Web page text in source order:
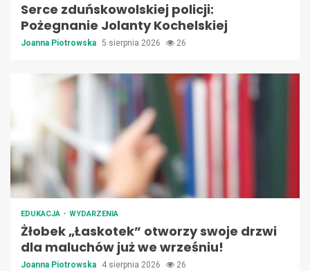
Serce zduńskowolskiej policji:
Pożegnanie Jolanty Kochelskiej
Joanna Piotrowska 5 sierpnia 2026 26
EDUKACJA WYDARZENIA
Żłobek „Łaskotek” otworzy swoje drzwi
dla maluchów już we wrześniu!
Joanna Piotrowska 4 sierpnia 2026 26